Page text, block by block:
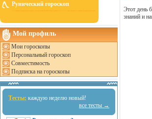
Рунический гороскоп
Мой профиль
Мои гороскопы
Персональный гороскоп
Совместимость
Подписка на гороскопы
Тесты: каждую неделю новый!
все тесты →
Этот день
знаний и